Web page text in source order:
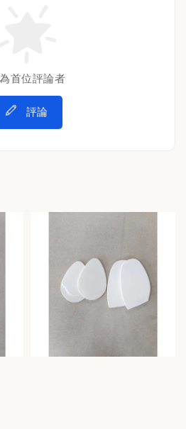
首位評論者
評論